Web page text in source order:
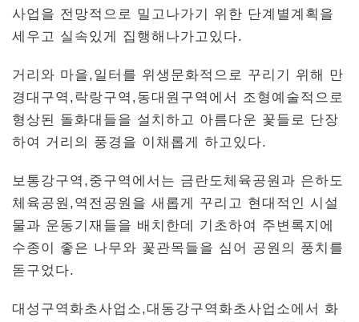
사업을 전망적으로 밀고나가기 위한 단계별계획을
세우고 실속있게 집행해나가고있다.
거리와 마을,일터를 위생문화적으로 꾸리기 위해 만
경대구역,락랑구역,동대원구역에서 조형예술적으로
형상된 돌화대들을 설치하고 아름다운 꽃들로 단장
하여 거리의 풍경을 이채롭게 하고있다.
보통강구역,중구역에서는 금란도체육공원과 은하도
체육공원,역전공원을 새롭게 꾸리고 현대적인 시설
물과 운동기재들을 배치한데 기초하여 주변록지에
수종이 좋은 나무와 꽃관목들을 심어 공원의 풍치를
돋구었다.
대성구역화초사업소,대동강구역화초사업소에서 화